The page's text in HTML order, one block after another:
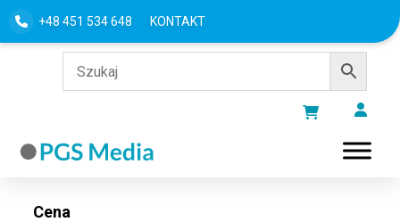
+48 451 534 648 KONTAKT
Filtru według
Cena